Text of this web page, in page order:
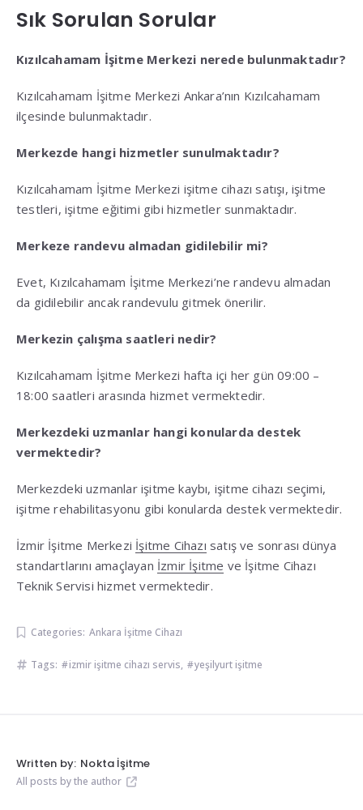
Sık Sorulan Sorular
Kızılcahamam İşitme Merkezi nerede bulunmaktadır?
Kızılcahamam İşitme Merkezi Ankara’nın Kızılcahamam
ilçesinde bulunmaktadır.
Merkezde hangi hizmetler sunulmaktadır?
Kızılcahamam İşitme Merkezi işitme cihazı satışı, işitme
testleri, işitme eğitimi gibi hizmetler sunmaktadır.
Merkeze randevu almadan gidilebilir mi?
Evet, Kızılcahamam İşitme Merkezi’ne randevu almadan
da gidilebilir ancak randevulu gitmek önerilir.
Merkezin çalışma saatleri nedir?
Kızılcahamam İşitme Merkezi hafta içi her gün 09:00 –
18:00 saatleri arasında hizmet vermektedir.
Merkezdeki uzmanlar hangi konularda destek
vermektedir?
Merkezdeki uzmanlar işitme kaybı, işitme cihazı seçimi,
işitme rehabilitasyonu gibi konularda destek vermektedir.
İzmir İşitme Merkezi İşitme Cihazı satış ve sonrası dünya
standartlarını amaçlayan İzmir İşitme ve İşitme Cihazı
Teknik Servisi hizmet vermektedir.
Categories: Ankara İşitme Cihazı
Tags: izmir işitme cihazı servis, yeşilyurt işitme
Written by: Nokta İşitme
All posts by the author